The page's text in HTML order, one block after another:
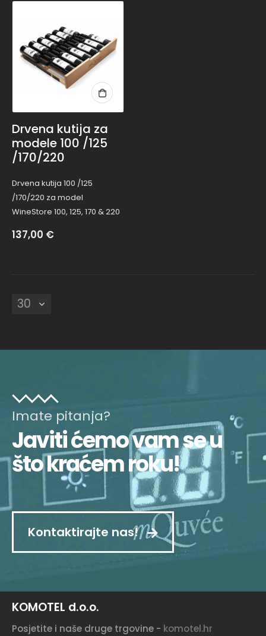
Drvena kutija za
modele 100 /125
/170/220
Drvena kutija 100 /125
/170/220 za model
WineStore 100, 125, 170 & 220
137,00 €
Imate pitanja?
Javiti ćemo vam se u
što kraćem roku!
Kontaktirajte nas!
KOMOTEL d.o.o.
Posjetite i naše druge trgovine - komotel.hr